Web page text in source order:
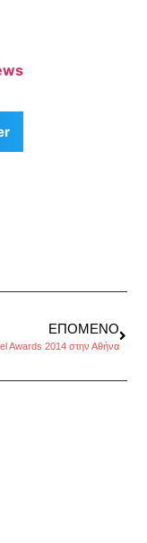
ΕΠΌΜΕΝΟ
Awards 2014 στην Αθήνα